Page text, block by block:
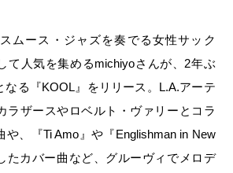
ムース・ジャズを奏でる女性サック
て人気を集めるmichiyoさんが、2年ぶ
なる『KOOL』をリリース。L.A.アーテ
ラザースやロベルト・ヴァリーとコラ
や、『Ti Amo』や『Englishman in New
たカバー曲など、グルーヴィでメロデ